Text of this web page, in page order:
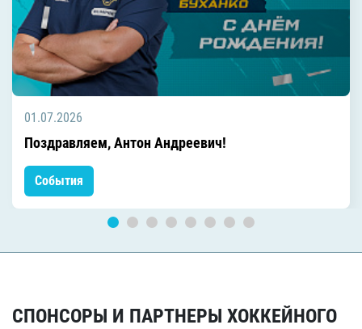
01.07.2026
Поздравляем, Антон Андреевич!
События
СПОНСОРЫ И ПАРТНЕРЫ ХОККЕЙНОГО